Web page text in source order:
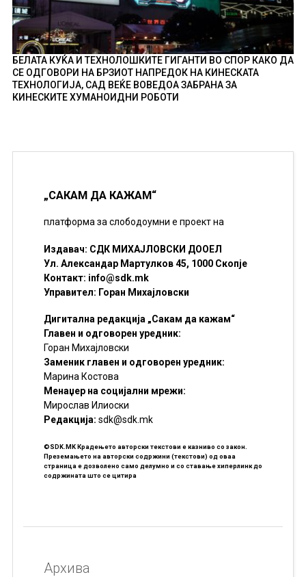
БЕЛАТА КУЌА И ТЕХНОЛОШКИТЕ ГИГАНТИ ВО СПОР КАКО ДА
СЕ ОДГОВОРИ НА БРЗИОТ НАПРЕДОК НА КИНЕСКАТА
ТЕХНОЛОГИЈА, САД ВЕЌЕ ВОВЕДОА ЗАБРАНА ЗА
КИНЕСКИТЕ ХУМАНОИДНИ РОБОТИ
„САКАМ ДА КАЖАМ“
платформа за слободоумни е проект на
Издавач: СДК МИХАЈЛОВСКИ ДООЕЛ
Ул. Александар Мартулков 45, 1000 Скопје
Контакт: info@sdk.mk
Управител: Горан Михајловски
Дигитална редакција „Сакам да кажам“
Главен и одговорен уредник:
Горан Михајловски
Заменик главен и одговорен уредник:
Марина Костова
Менаџер на социјални мрежи:
Мирослав Илиоски
Редакцијa: sdk@sdk.mk
©SDK.MK Крадењето авторски текстови е казниво со закон.
Преземањето на авторски содржини (текстови) од оваа
страница е дозволено само делумно и со ставање хиперлинк до
содржината што се цитира
Архива